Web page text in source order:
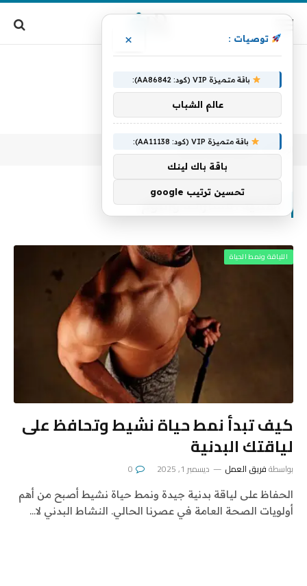
الرئيسية أهمية الاستراحة والنوم
أهمية الاستراحة والنوم
اللياقة ونمط الحياة
كيف تبدأ نمط حياة نشيط وتحافظ على
لياقتك البدنية
بواسطةفريق العمل ديسمبر 1, 2025 0
الحفاظ على لياقة بدنية جيدة ونمط حياة نشيط أصبح من أهم
أولويات الصحة العامة في عصرنا الحالي. النشاط البدني لا…
توصيات : ×
باقة متميزة VIP (كود: AA86842):
عالم الشباب
باقة متميزة VIP (كود: AA11138):
باقة باك لينك
تحسين ترتيب google